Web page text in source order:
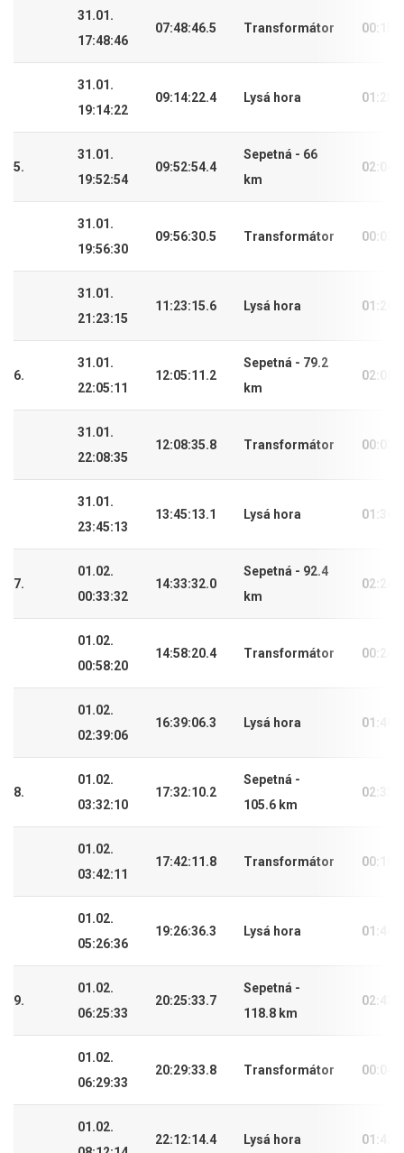
31.01.
17:48:46
07:48:46.5 Transformátor
31.01.
19:14:22
09:14:22.4 Lysá hora
5.
31.01.
19:52:54
09:52:54.4
Sepetná - 66
km
31.01.
19:56:30
09:56:30.5 Transformátor
31.01.
21:23:15
11:23:15.6 Lysá hora
6.
31.01.
22:05:11
12:05:11.2
Sepetná - 79.2
km
31.01.
22:08:35
12:08:35.8 Transformátor
31.01.
23:45:13
13:45:13.1 Lysá hora
7.
01.02.
00:33:32
14:33:32.0
Sepetná - 92.4
km
01.02.
00:58:20
14:58:20.4 Transformátor
01.02.
02:39:06
16:39:06.3 Lysá hora
8.
01.02.
03:32:10
17:32:10.2
Sepetná -
105.6 km
01.02.
03:42:11
17:42:11.8 Transformátor
01.02.
05:26:36
19:26:36.3 Lysá hora
9.
01.02.
06:25:33
20:25:33.7
Sepetná -
118.8 km
01.02.
06:29:33
20:29:33.8 Transformátor
01.02.
22:12:14.4 Lysá hora